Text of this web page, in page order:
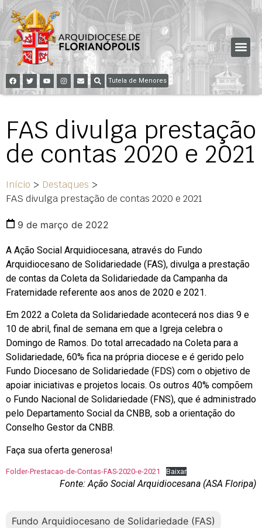
Tutela de Menores
FAS divulga prestação
de contas 2020 e 2021
Início > Destaques >
FAS divulga prestação de contas 2020 e 2021
9 de março de 2022
A Ação Social Arquidiocesana, através do Fundo
Arquidiocesano de Solidariedade (FAS), divulga a prestação
de contas da Coleta da Solidariedade da Campanha da
Fraternidade referente aos anos de 2020 e 2021.
Em 2022 a Coleta da Solidariedade acontecerá nos dias 9 e
10 de abril, final de semana em que a Igreja celebra o
Domingo de Ramos. Do total arrecadado na Coleta para a
Solidariedade, 60% fica na própria diocese e é gerido pelo
Fundo Diocesano de Solidariedade (FDS) com o objetivo de
apoiar iniciativas e projetos locais. Os outros 40% compõem
o Fundo Nacional de Solidariedade (FNS), que é administrado
pelo Departamento Social da CNBB, sob a orientação do
Conselho Gestor da CNBB.
Faça sua oferta generosa!
Folder-Prestacao-de-Contas-FAS-2020-e-2021 Baixar
Fonte: Ação Social Arquidiocesana (ASA Floripa)
Fundo Arquidiocesano de Solidariedade (FAS)